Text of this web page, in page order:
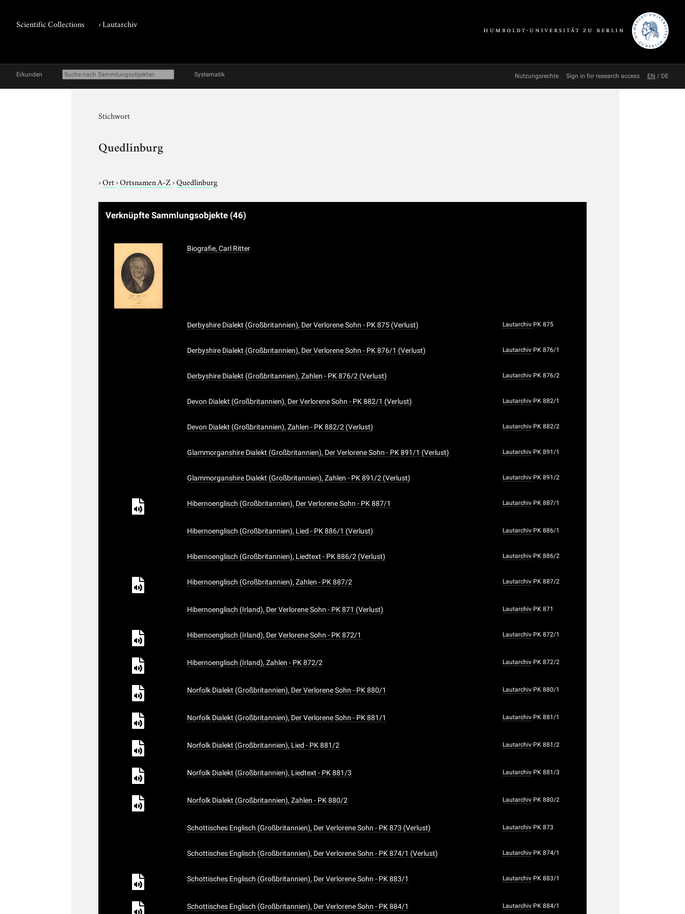
Scientific Collections ›Lautarchiv
Erkunden Systematik Nutzungsrechte Sign in for research access EN / DE
Stichwort
Quedlinburg
›Ort›Ortsnamen A-Z›Quedlinburg
Verknüpfte Sammlungsobjekte (46)
Biografie, Carl Ritter
Derbyshire Dialekt (Großbritannien), Der Verlorene Sohn - PK 875 (Verlust) Lautarchiv PK 875
Derbyshire Dialekt (Großbritannien), Der Verlorene Sohn - PK 876/1 (Verlust) Lautarchiv PK 876/1
Derbyshire Dialekt (Großbritannien), Zahlen - PK 876/2 (Verlust) Lautarchiv PK 876/2
Devon Dialekt (Großbritannien), Der Verlorene Sohn - PK 882/1 (Verlust) Lautarchiv PK 882/1
Devon Dialekt (Großbritannien), Zahlen - PK 882/2 (Verlust) Lautarchiv PK 882/2
Glammorganshire Dialekt (Großbritannien), Der Verlorene Sohn - PK 891/1 (Verlust) Lautarchiv PK 891/1
Glammorganshire Dialekt (Großbritannien), Zahlen - PK 891/2 (Verlust) Lautarchiv PK 891/2
Hibernoenglisch (Großbritannien), Der Verlorene Sohn - PK 887/1 Lautarchiv PK 887/1
Hibernoenglisch (Großbritannien), Lied - PK 886/1 (Verlust) Lautarchiv PK 886/1
Hibernoenglisch (Großbritannien), Liedtext - PK 886/2 (Verlust) Lautarchiv PK 886/2
Hibernoenglisch (Großbritannien), Zahlen - PK 887/2 Lautarchiv PK 887/2
Hibernoenglisch (Irland), Der Verlorene Sohn - PK 871 (Verlust) Lautarchiv PK 871
Hibernoenglisch (Irland), Der Verlorene Sohn - PK 872/1 Lautarchiv PK 872/1
Hibernoenglisch (Irland), Zahlen - PK 872/2 Lautarchiv PK 872/2
Norfolk Dialekt (Großbritannien), Der Verlorene Sohn - PK 880/1 Lautarchiv PK 880/1
Norfolk Dialekt (Großbritannien), Der Verlorene Sohn - PK 881/1 Lautarchiv PK 881/1
Norfolk Dialekt (Großbritannien), Lied - PK 881/2 Lautarchiv PK 881/2
Norfolk Dialekt (Großbritannien), Liedtext - PK 881/3 Lautarchiv PK 881/3
Norfolk Dialekt (Großbritannien), Zahlen - PK 880/2 Lautarchiv PK 880/2
Schottisches Englisch (Großbritannien), Der Verlorene Sohn - PK 873 (Verlust) Lautarchiv PK 873
Schottisches Englisch (Großbritannien), Der Verlorene Sohn - PK 874/1 (Verlust) Lautarchiv PK 874/1
Schottisches Englisch (Großbritannien), Der Verlorene Sohn - PK 883/1 Lautarchiv PK 883/1
Schottisches Englisch (Großbritannien), Der Verlorene Sohn - PK 884/1 Lautarchiv PK 884/1